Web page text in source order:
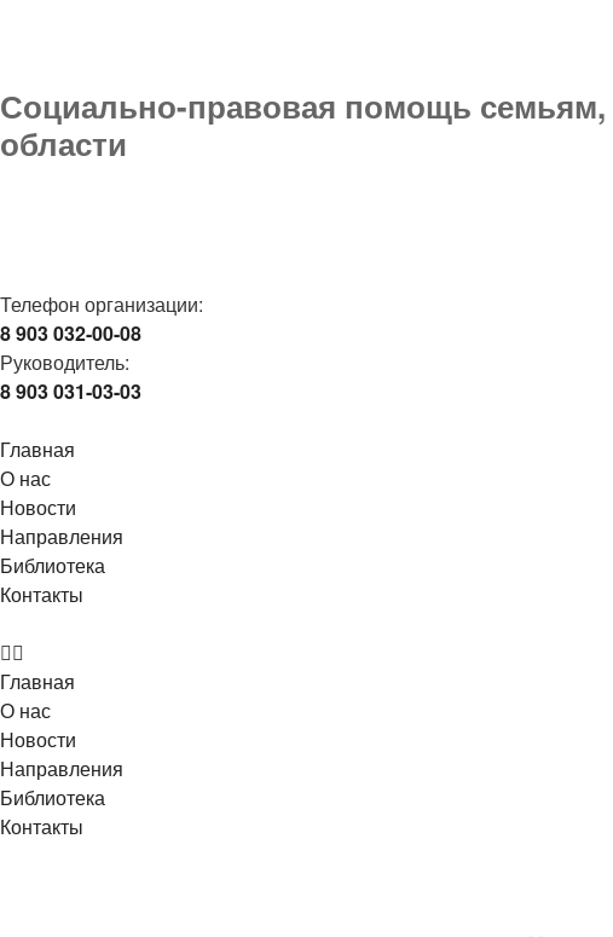
Социально-правовая помощь семьям,
области
Телефон организации:
8 903 032-00-08
Руководитель:
8 903 031-03-03
Главная
О нас
Новости
Направления
Библиотека
Контакты
Главная
О нас
Новости
Направления
Библиотека
Контакты